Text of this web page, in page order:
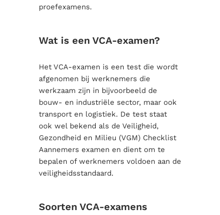
proefexamens.
Wat is een VCA-examen?
Het VCA-examen is een test die wordt
afgenomen bij werknemers die
werkzaam zijn in bijvoorbeeld de
bouw- en industriële sector, maar ook
transport en logistiek. De test staat
ook wel bekend als de Veiligheid,
Gezondheid en Milieu (VGM) Checklist
Aannemers examen en dient om te
bepalen of werknemers voldoen aan de
veiligheidsstandaard.
Soorten VCA-examens